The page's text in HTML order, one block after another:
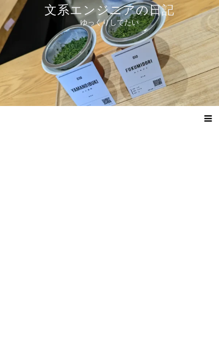
テ
ツ
へ
ス
ッ
プ
文系エンジニアの日記
ゆっくりしてたい